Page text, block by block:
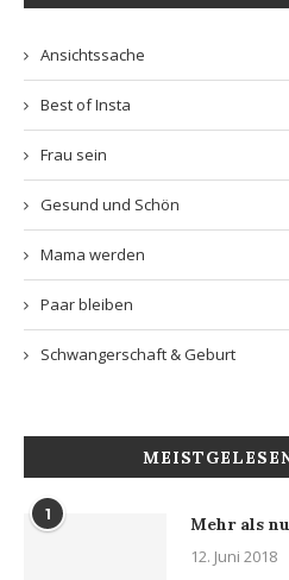
Ansichtssache
Best of Insta
Frau sein
Gesund und Schön
Mama werden
Paar bleiben
Schwangerschaft & Geburt
1
Mehr als
12. Juni 2018